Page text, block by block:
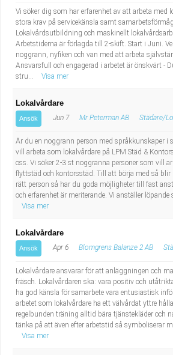
Vi söker dig som har erfarenhet av att arbeta med
stora krav på servicekänsla samt
Lokalvårdsutbildning och maskinellt
Arbetstiderna är förlagda till 2-skift. Start i Juni.
noggrann, nyfiken och van med att arbeta
Ansvarsfull och engagerad i arbetet är önskvärt -
stru...
Visa mer
Lokalvårdare
Ansök Jun 7 Mr Peterman AB Städare/
Är du en noggrann person med språkkunskaper i
vill arbeta som lokalvårdare på LPM Städ &
oss. Vi söker 2-3 st noggranna personer som vill
flyttstäd och kontorsstäd. Till att börja med så
rätt person så har du goda möjligheter till fast
och erfarenhet är meriterande. Vi anställer
Visa mer
Lokalvårdare
Ansök Apr 6 Blomgrens Balanze 2 AB
Lokalvårdare ansvarar för att anläggningen och
fräsch. Lokalvårdaren ska: vara positiv och
ha god känsla för samarbete vara entusiastisk
arbetet som lokalvårdare ha ett välvårdat yttre
regelbunden träning alltid bära tjänstekläder och
tänka på att även efter arbetstid så symboliserar
Visa mer